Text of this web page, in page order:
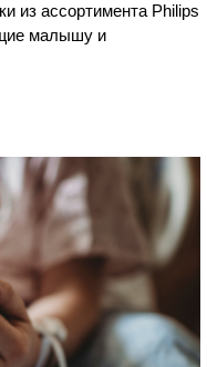
из ассортимента Philips
малышу и